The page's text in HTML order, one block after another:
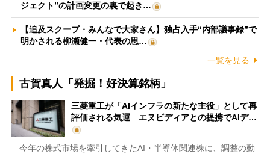
ジェクト”の計画変更の裏で起き…
【追及スクープ・みんなで大家さん】独占入手“内部議事録”で
明かされる柳瀬健一・代表の思…
一覧を見る
古賀真人「発掘！好決算銘柄」
三菱重工が「AIインフラの新たな主役」として再
評価される気運 エヌビディアとの提携でAIデ…
今年の株式市場を牽引してきたAI・半導体関連株に、調整の動